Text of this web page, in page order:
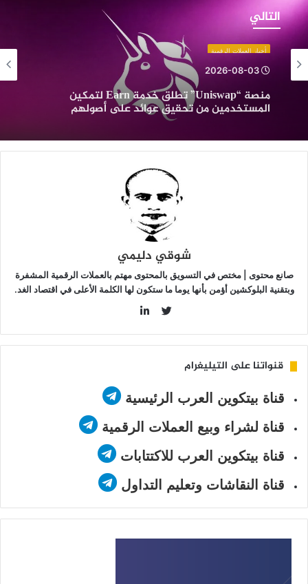
التالي
“Uniswap”
تطلق
Earn
لتمكين
المستخدمين
على
أصولهم
أخبار العملات الرقمية
2026-08-03
المستخدمين من تحقيق عوائد على أصولهم
الرقمية
شوقي دليمي
صانع محتوى | مختص في التسويق بالمحتوى مهتم بالعملات الرقمية المشفرة
وبتقنية البلوكشين أؤمن بأنها يوما ما ستكون لها الكلمة الأعلى في اقتصاد الغد.
قنواتنا على التيليغرام
قناة بيتكوين العرب الرئيسية
قناة لشراء وبيع العملات الرقمية
قناة بيتكوين العرب للاكتتابات
قناة النقاشات وتعليم التداول